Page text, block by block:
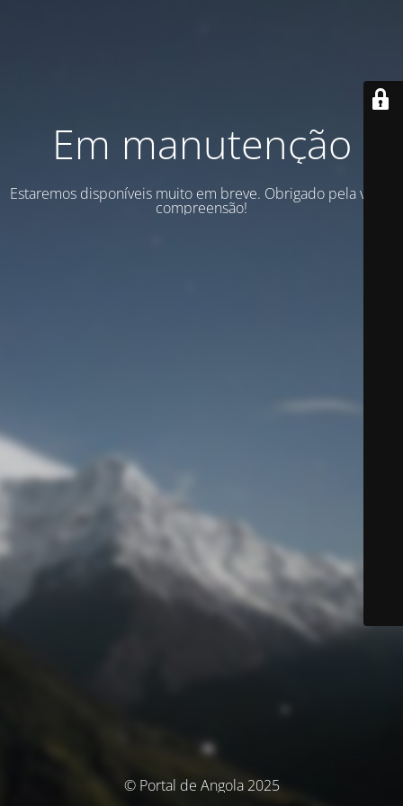
Em manutenção
Estaremos disponíveis muito em breve. Obrigado pela vossa
compreensão!
© Portal de Angola 2025